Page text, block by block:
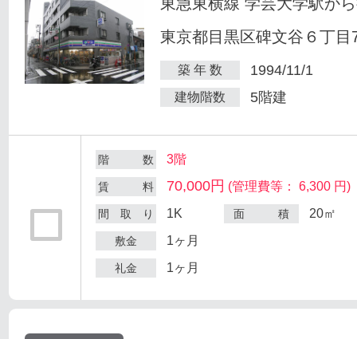
東京都目黒区碑文谷６丁目
築 年 数 1994/11/1
建物階数 5階建
階 数 3階
賃 料 70,000円 (管理費等： 6,300 円)
間 取 り 1K 面 積 20㎡
敷金 1ヶ月
礼金 1ヶ月